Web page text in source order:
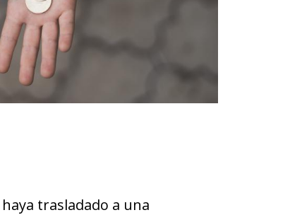
trasladado a una